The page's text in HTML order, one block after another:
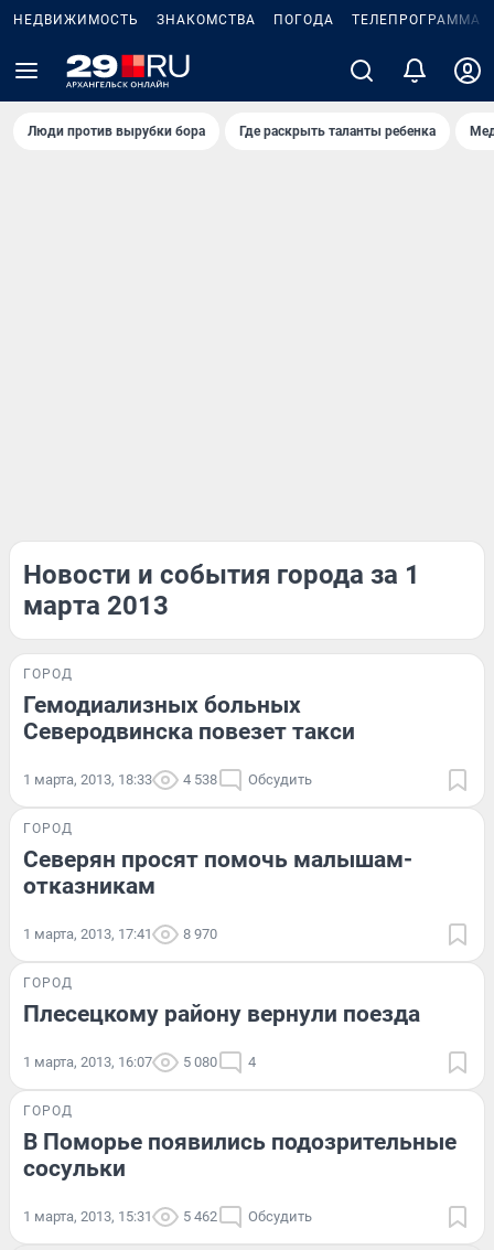
НЕДВИЖИМОСТЬ ЗНАКОМСТВА ПОГОДА ТЕЛЕПРОГРАММА
Люди против вырубки бора Где раскрыть таланты ребенка
Новости и события города за 1
марта 2013
ГОРОД
Гемодиализных больных
Северодвинска повезет такси
1 марта, 2013, 18:33 4 538 Обсудить
ГОРОД
Северян просят помочь малышам-
отказникам
1 марта, 2013, 17:41 8 970
ГОРОД
Плесецкому району вернули поезда
1 марта, 2013, 16:07 5 080 4
ГОРОД
В Поморье появились подозрительные
сосульки
1 марта, 2013, 15:31 5 462 Обсудить